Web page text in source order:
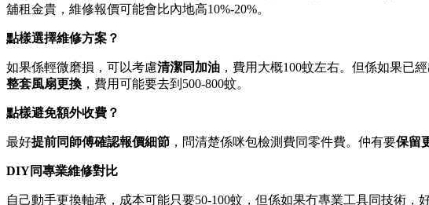
舖租金貴，維修報價可能會比內地高10%-20%。
點樣選擇維修方案？
如果係輕微磨損，可以考慮清潔同加油 ，費用大概100蚊左右。但係如果已
整套風扇更換 ，費用可能要去到500-800蚊。
點樣避免額外收費？
最好提前同師傅確認報價細節 ，問清楚係咪包檢測費同零件費。仲有要保留
DIY同專業維修對比
自己動手更換軸承，成本可能只要50-100蚊，但係如果冇專業工具同技術，